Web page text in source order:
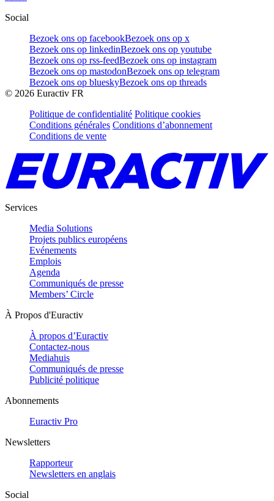
Social
Bezoek ons op facebookBezoek ons op x
Bezoek ons op linkedinBezoek ons op youtube
Bezoek ons op rss-feedBezoek ons op instagram
Bezoek ons op mastodonBezoek ons op telegram
Bezoek ons op blueskyBezoek ons op threads
© 2026 Euractiv FR
Politique de confidentialité Politique cookies
Conditions générales Conditions d’abonnement
Conditions de vente
Services
Media Solutions
Projets publics européens
Evénements
Emplois
Agenda
Communiqués de presse
Members’ Circle
À Propos d'Euractiv
À propos d’Euractiv
Contactez-nous
Mediahuis
Communiqués de presse
Publicité politique
Abonnements
Euractiv Pro
Newsletters
Rapporteur
Newsletters en anglais
Social